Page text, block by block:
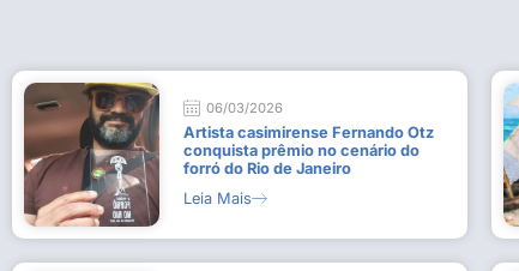
06/03/2026
Artista casimirense Fernando Otz
conquista prêmio no cenário do
forró do Rio de Janeiro
Leia Mais